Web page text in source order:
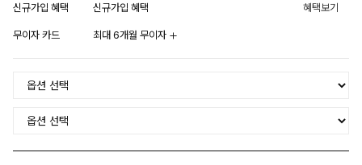
신규가입 혜택 신규가입 혜택 혜택보기
무이자 카드 최대 6개월 무이자